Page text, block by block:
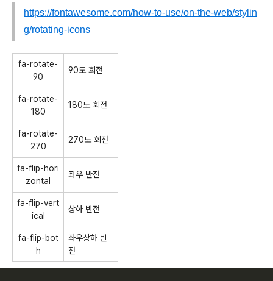
https://fontawesome.com/how-to-use/on-the-web/stylin
g/rotating-icons
fa-rotate-
90
90도 회전
fa-rotate-
180
180도 회전
fa-rotate-
270
270도 회전
fa-flip-hori
zontal
좌우 반전
fa-flip-vert
ical
상하 반전
fa-flip-bot
h
좌우상하 반
전